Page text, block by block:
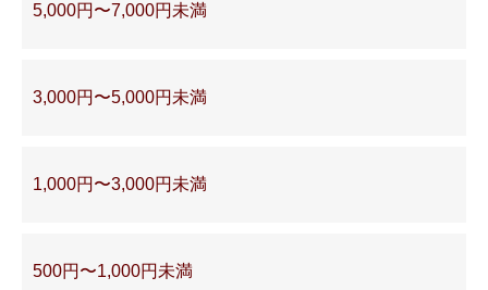
5,000円〜7,000円未満
3,000円〜5,000円未満
1,000円〜3,000円未満
500円〜1,000円未満